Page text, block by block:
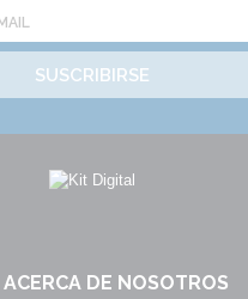
SUSCRIBIRSE
ACERCA DE NOSOTROS